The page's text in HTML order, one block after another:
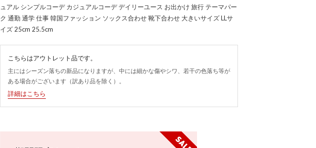
ュアル シンプルコーデ カジュアルコーデ デイリーユース お出かけ 旅行 テーマパー
ク 通勤 通学 仕事 韓国ファッション ソックス合わせ 靴下合わせ 大きいサイズ LLサ
イズ 25cm 25.5cm
こちらはアウトレット品です。
主にはシーズン落ちの新品になりますが、中には細かな傷やシワ、若干の色落ち等が
ある場合がございます（訳あり品を除く）。
詳細はこちら